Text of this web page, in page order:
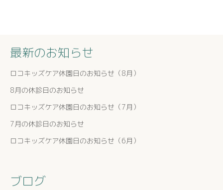
最新のお知らせ
ロコキッズケア休園日のお知らせ（8月）
8月の休診日のお知らせ
ロコキッズケア休園日のお知らせ（7月）
7月の休診日のお知らせ
ロコキッズケア休園日のお知らせ（6月）
ブログ